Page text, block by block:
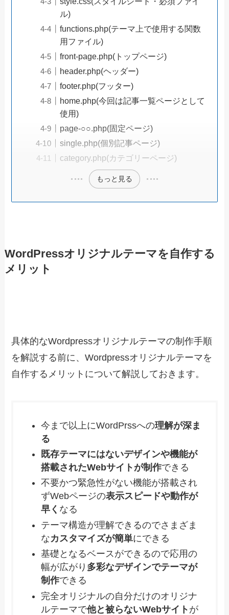
ル)
functions.php(テーマ上で使用する関数
用ファイル)
front-page.php(トップページ)
header.php(ヘッダー)
footer.php(フッター)
home.php(今回は記事一覧ページとして
使用)
page-○○.php(固定ページ)
single.php(個別記事ページ)
category.php(カテゴリーページ)
もっと見る
WordPressオリジナルテーマを自作する
メリット
具体的なWordpressオリジナルテーマの制作手順
を解説する前に、Wordpressオリジナルテーマを
自作するメリットについて解説しておきます。
今まで以上にWordPrssへの理解が深ま
る
既存テーマにはないデザインや機能が
搭載されたWebサイトが制作できる
不要かつ緊急性がない機能が搭載され
ずWebページの表示スピードや動作が
早く なる
テーマ構造が理解できるのでさまざま
なカスタマイズが簡単にできる
基礎となるベースができるので応用の
幅が広がり 多彩なデザインでテーマが
制作できる
完全オリジナルの自分だけのオリジナ
ルテーマで他と被らないWebサイト が